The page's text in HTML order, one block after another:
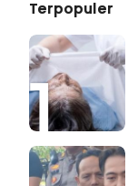
Terpopuler